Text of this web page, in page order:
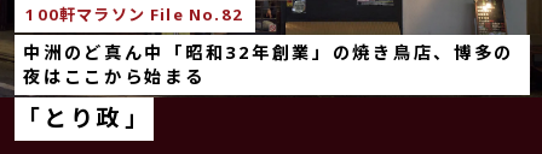
100軒マラソン File No.82
中洲のど真ん中「昭和32年創業」の焼き鳥店、博多の
夜はここから始まる
「とり政」